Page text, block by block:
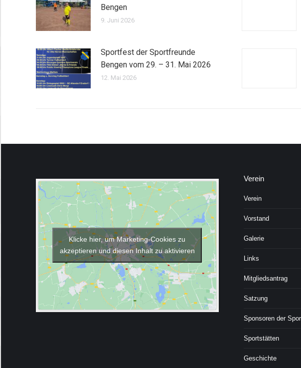
Bengen
9. Juni 2026
Sportfest der Sportfreunde
Bengen vom 29. – 31. Mai 2026
12. Mai 2026
Klicke hier, um Marketing-Cookies zu
akzeptieren und diesen Inhalt zu aktivieren
Verein
Verein
Vorstand
Galerie
Links
Mitgliedsantrag
Satzung
Sponsoren der
Sportstätten
Geschichte